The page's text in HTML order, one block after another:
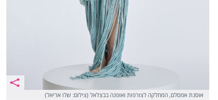
אוסנת אמסלם, המחלקה לצורפות ואופנה בבצלאל (צילום: שלו אריאל)